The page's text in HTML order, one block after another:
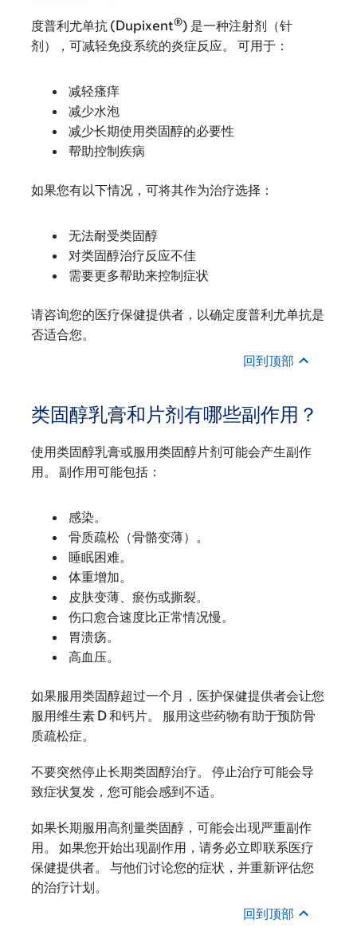
度普利尤单抗 (Dupixent®) 是一种注射剂（针
剂），可减轻免疫系统的炎症反应。 可用于：
减轻瘙痒
减少水泡
减少长期使用类固醇的必要性
帮助控制疾病
如果您有以下情况，可将其作为治疗选择：
无法耐受类固醇
对类固醇治疗反应不佳
需要更多帮助来控制症状
请咨询您的医疗保健提供者，以确定度普利尤单抗是
否适合您。
回到顶部
类固醇乳膏和片剂有哪些副作用？
使用类固醇乳膏或服用类固醇片剂可能会产生副作
用。 副作用可能包括：
感染。
骨质疏松（骨骼变薄）。
睡眠困难。
体重增加。
皮肤变薄、瘀伤或撕裂。
伤口愈合速度比正常情况慢。
胃溃疡。
高血压。
如果服用类固醇超过一个月，医护保健提供者会让您
服用维生素 D 和钙片。 服用这些药物有助于预防骨
质疏松症。
不要突然停止长期类固醇治疗。 停止治疗可能会导
致症状复发，您可能会感到不适。
如果长期服用高剂量类固醇，可能会出现严重副作
用。 如果您开始出现副作用，请务必立即联系医疗
保健提供者。 与他们讨论您的症状，并重新评估您
的治疗计划。
回到顶部